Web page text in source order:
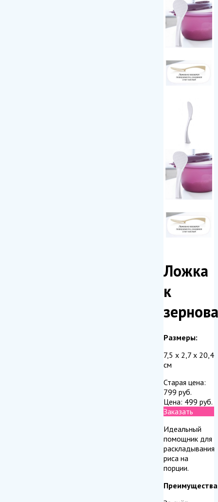
Ложка
к
Размеры:
7,5 x 2,7 х 20,4
см
Старая цена:
799 руб.
Цена: 499 руб.
Заказать
Идеальный
помощник для
раскладывания
риса на
порции.
Преимущества